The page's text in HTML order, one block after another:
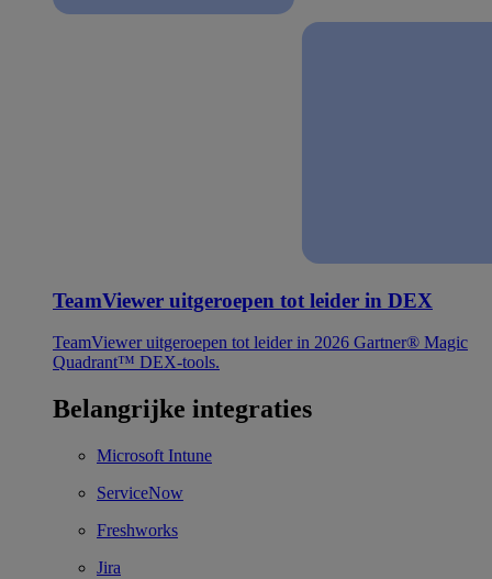
TeamViewer uitgeroepen tot leider in DEX
TeamViewer uitgeroepen tot leider in 2026 Gartner® Magic
Quadrant™ DEX-tools.
Belangrijke integraties
Microsoft Intune
ServiceNow
Freshworks
Jira